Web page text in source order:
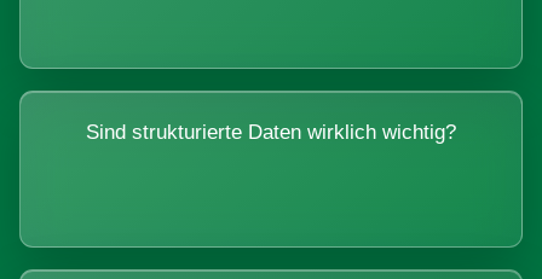
Sind strukturierte Daten wirklich wichtig?